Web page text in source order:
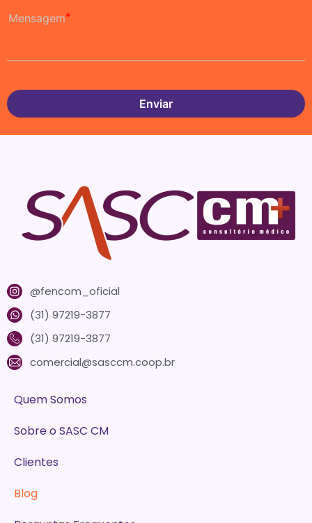
Mensagem
Enviar
@fencom_oficial
(31) 97219-3877
(31) 97219-3877
comercial@sasccm.coop.br
Quem Somos
Sobre o SASC CM
Clientes
Blog